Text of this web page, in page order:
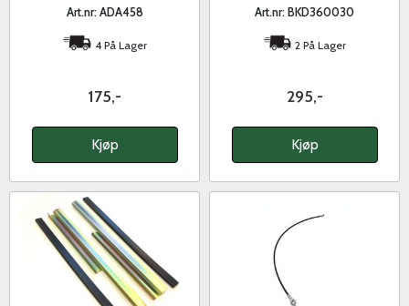
Art.nr: ADA458
4 På Lager
175,-
Kjøp
Art.nr: BKD360030
2 På Lager
295,-
Kjøp